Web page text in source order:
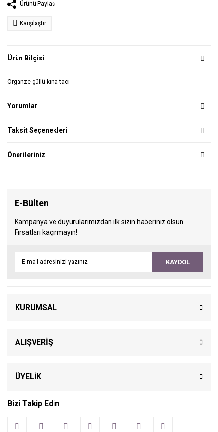
Ürünü Paylaş
Karşılaştır
Ürün Bilgisi
Organze güllü kına tacı
Yorumlar
Taksit Seçenekleri
Önerileriniz
E-Bülten
Kampanya ve duyurularımızdan ilk sizin haberiniz olsun.
Fırsatları kaçırmayın!
KAYDOL
KURUMSAL
ALIŞVERİŞ
ÜYELİK
Bizi Takip Edin